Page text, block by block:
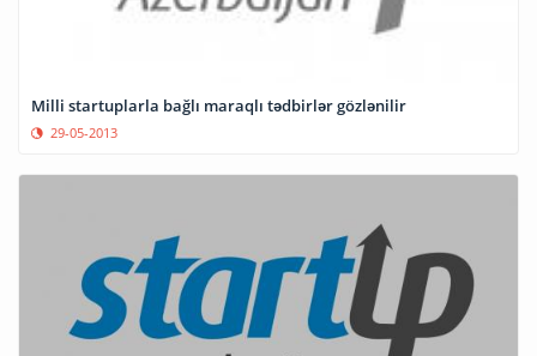
Milli startuplarla bağlı maraqlı tədbirlər gözlənilir
29-05-2013